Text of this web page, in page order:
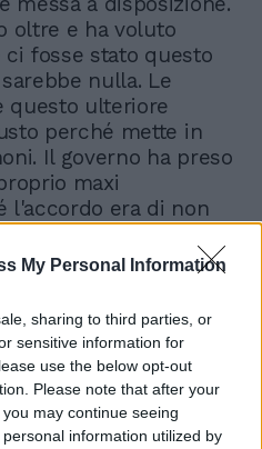
My Personal Information
sharing to third parties, or
sensitive information for
use the below opt-out
Please note that after your
may continue seeing
information utilized by
oltre e ha voluto
fosse stato questo
nulla. Le
questo ulteriore
perché mette in
Il governo ha preso
maxi
l'accordo era di non
Noi siamo
perché siamo un
solo ci
in Parlamento». Si
che ha presentato
della Repubblica di
gli istituti di credito